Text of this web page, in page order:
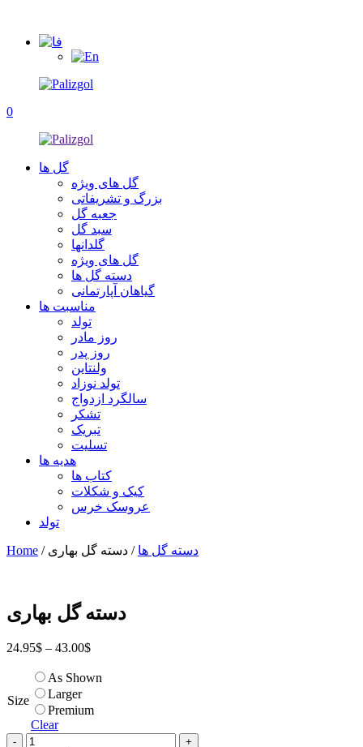
0
گل ها
گل های ویژه
بزرگ و تشریفاتی
جعبه گل
سبد گل
گلدانها
گل های ویژه
دسته گل ها
گیاهان آپارتمانی
مناسبت ها
تولد
روز مادر
روز پدر
ولنتاین
تولد نوزاد
سالگرد ازدواج
تشکر
تبریک
تسلیت
هدیه ها
کتاب ها
کیک و شکلات
عروسک خرس
تولد
Home / دسته گل ها / دسته گل بهاری
دسته گل بهاری
24.95$ – 43.00$
Size
As Shown
Larger
Premium
Clear
Quantity